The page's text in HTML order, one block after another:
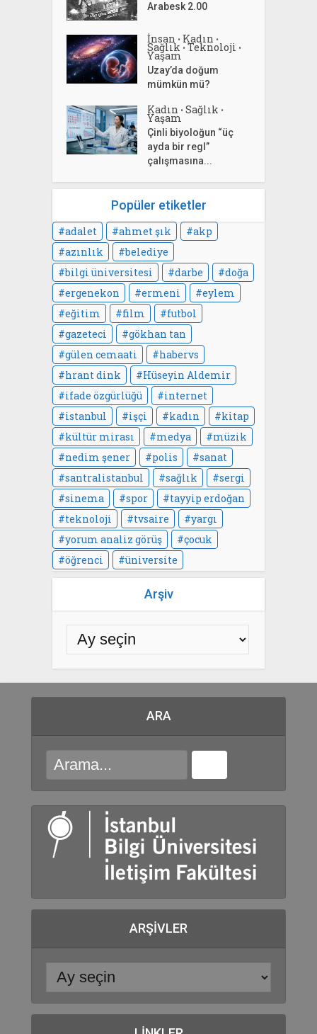
Arabesk 2.00
İnsan • Kadın •
Sağlık • Teknoloji •
Yaşam
Uzay’da doğum
mümkün mü?
Kadın • Sağlık •
Yaşam
Çinli biyoloğun “üç
ayda bir regl”
çalışmasına...
Popüler etiketler
adalet ahmet şık
akp
azınlık
belediye
bilgi üniversitesi
darbe
doğa
ergenekon
ermeni
eylem
eğitim
film
futbol
gazeteci
gökhan tan
gülen cemaati
habervs
hrant dink
Hüseyin Aldemir
ifade özgürlüğü
internet
istanbul
işçi kadın
kitap
kültür mirası
medya
müzik
nedim şener
polis
sanat
santralistanbul
sağlık
sergi
sinema
spor
tayyip erdoğan
teknoloji
tvsaire
yargı
yorum analiz görüş
çocuk
öğrenci
üniversite
Arşiv
ARA
ARŞIVLER